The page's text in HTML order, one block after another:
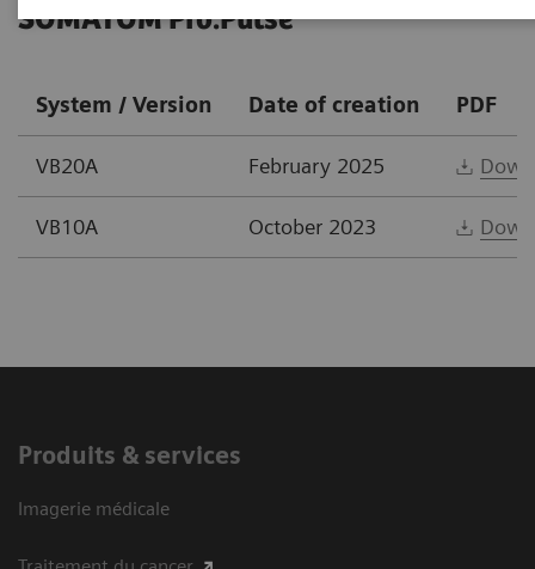
SOMATOM Pro.Pulse
System / Version Date of creation PDF
VB20A February 2025
VB10A October 2023
Produits & services
Imagerie médicale